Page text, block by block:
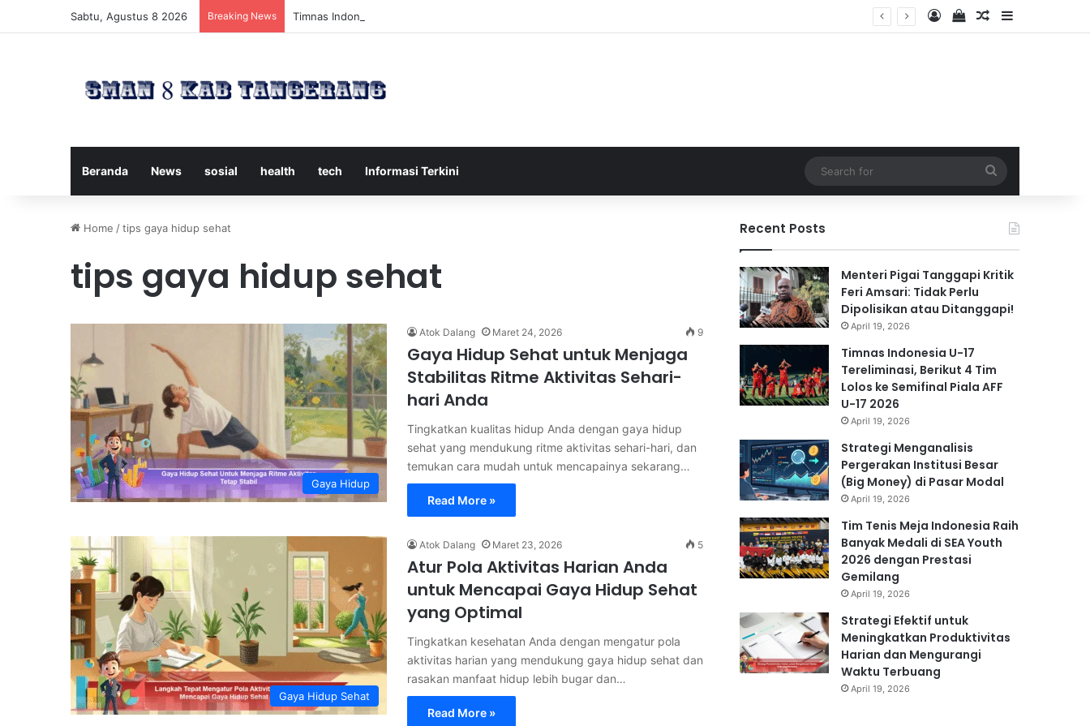
Sabtu, Agustus 8 2026 Breaking News Timnas Indonesia U-17 Tereliminasi, Berikut 4 Tim Lolos ke Semifinal Piala AFF U-17 2026 Log InView your
Random Article
Sidebar
Beranda News sosial health tech Informasi Terkini
for
Home /tips gaya hidup sehat
tips gaya hidup sehat
Gaya Hidup
Atok Dalang Maret 24, 2026 9
Gaya Hidup Sehat untuk Menjaga
Stabilitas Ritme Aktivitas Sehari-
hari Anda
Tingkatkan kualitas hidup Anda dengan gaya hidup
sehat yang mendukung ritme aktivitas sehari-hari, dan
temukan cara mudah untuk mencapainya sekarang…
Read More »
Gaya Hidup Sehat
Atok Dalang Maret 23, 2026 5
Atur Pola Aktivitas Harian Anda
untuk Mencapai Gaya Hidup Sehat
yang Optimal
Tingkatkan kesehatan Anda dengan mengatur pola
aktivitas harian yang mendukung gaya hidup sehat dan
rasakan manfaat hidup lebih bugar dan…
Read More »
Recent Posts
Menteri Pigai Tanggapi Kritik
Feri Amsari: Tidak Perlu
Dipolisikan atau Ditanggapi!
April 19, 2026
Timnas Indonesia U-17
Tereliminasi, Berikut 4 Tim
Lolos ke Semifinal Piala AFF
U-17 2026
April 19, 2026
Strategi Menganalisis
Pergerakan Institusi Besar
(Big Money) di Pasar Modal
April 19, 2026
Tim Tenis Meja Indonesia Raih
Banyak Medali di SEA Youth
2026 dengan Prestasi
Gemilang
April 19, 2026
Strategi Efektif untuk
Meningkatkan Produktivitas
Harian dan Mengurangi
Waktu Terbuang
April 19, 2026